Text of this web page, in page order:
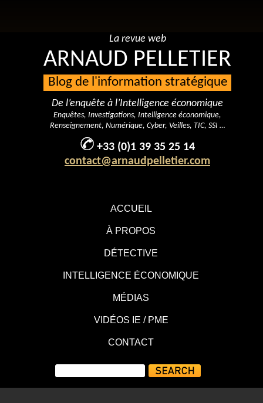
ACCUEIL
À PROPOS
DÉTECTIVE
INTELLIGENCE ÉCONOMIQUE
MÉDIAS
VIDÉOS IE / PME
CONTACT
La revue web
ARNAUD PELLETIER
Blog de l'information stratégique
De l’enquête à l’Intelligence économique
Enquêtes, Investigations, Intelligence économique,
Renseignement, Numérique, Cyber, Veilles, TIC, SSI …
+33 (0)1 39 35 25 14
contact@arnaudpelletier.com